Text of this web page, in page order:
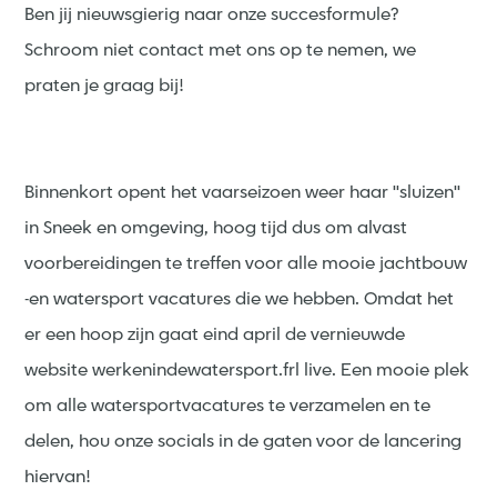
Ben jij nieuwsgierig naar onze succesformule?
Schroom niet contact met ons op te nemen, we
praten je graag bij!
Binnenkort opent het vaarseizoen weer haar ''sluizen''
in Sneek en omgeving, hoog tijd dus om alvast
voorbereidingen te treffen voor alle mooie jachtbouw
-en watersport vacatures die we hebben. Omdat het
er een hoop zijn gaat eind april de vernieuwde
website werkenindewatersport.frl live. Een mooie plek
om alle watersportvacatures te verzamelen en te
delen, hou onze socials in de gaten voor de lancering
hiervan!